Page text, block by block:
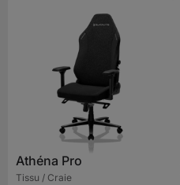
Athéna Pro
Tissu / Craie